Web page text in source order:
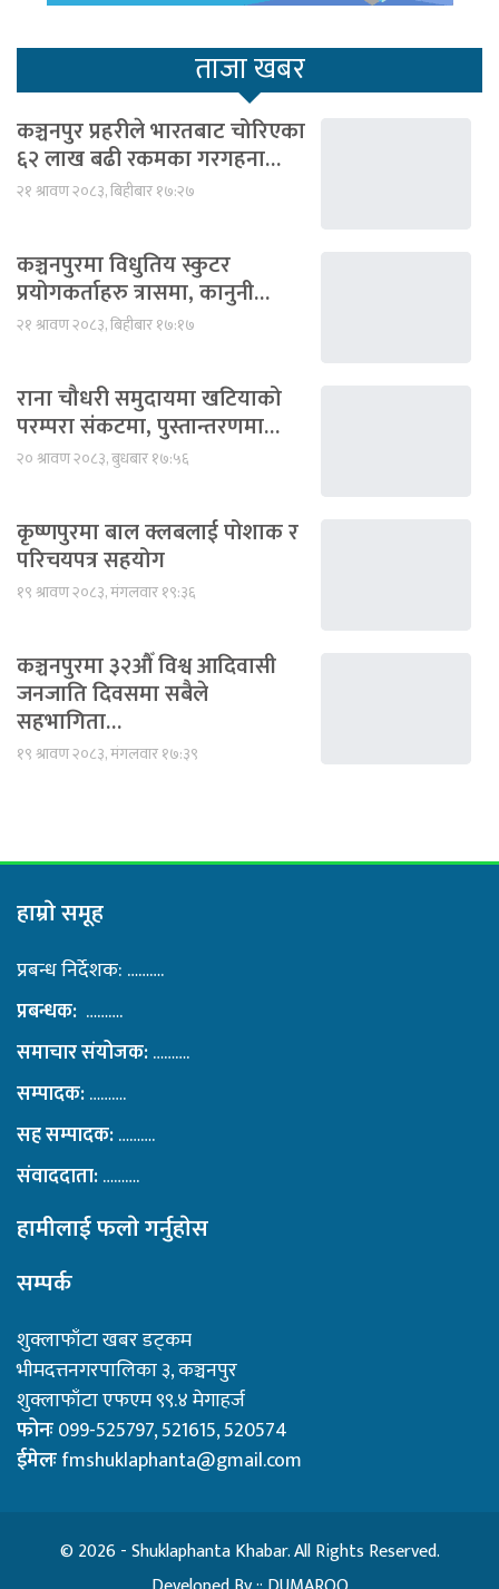
ताजा खबर
कञ्चनपुर प्रहरीले भारतबाट चोरिएका
६२ लाख बढी रकमका गरगहना…
२१ श्रावण २०८३, बिहीबार १७:२७
कञ्चनपुरमा विधुतिय स्कुटर
प्रयोगकर्ताहरु त्रासमा, कानुनी…
२१ श्रावण २०८३, बिहीबार १७:१७
राना चौधरी समुदायमा खटियाको
परम्परा संकटमा, पुस्तान्तरणमा…
२० श्रावण २०८३, बुधबार १७:५६
कृष्णपुरमा बाल क्लबलाई पोशाक र
परिचयपत्र सहयोग
१९ श्रावण २०८३, मंगलवार १९:३६
कञ्चनपुरमा ३२औँ विश्व आदिवासी
जनजाति दिवसमा सबैले
सहभागिता…
१९ श्रावण २०८३, मंगलवार १७:३९
हाम्राे समूह
प्रबन्ध निर्देशक: ……….
प्रबन्धक: ……….
समाचार संयोजक:……….
सम्पादक:……….
सह सम्पादक:……….
संवाददाता:……….
हामीलाई फलाे गर्नुहाेस
सम्पर्क
शुक्लाफाँटा खबर डट्कम
भीमदत्तनगरपालिका ३, कञ्चनपुर
शुक्लाफाँटा एफएम ९९.४ मेगाहर्ज
फोनः099-525797, 521615, 520574
ईमेलःfmshuklaphanta@gmail.com
© 2026 - Shuklaphanta Khabar. All Rights Reserved.